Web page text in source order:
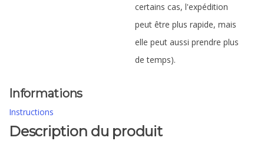
certains cas, l'expédition
peut être plus rapide, mais
elle peut aussi prendre plus
de temps).
Informations
Instructions
Description du produit